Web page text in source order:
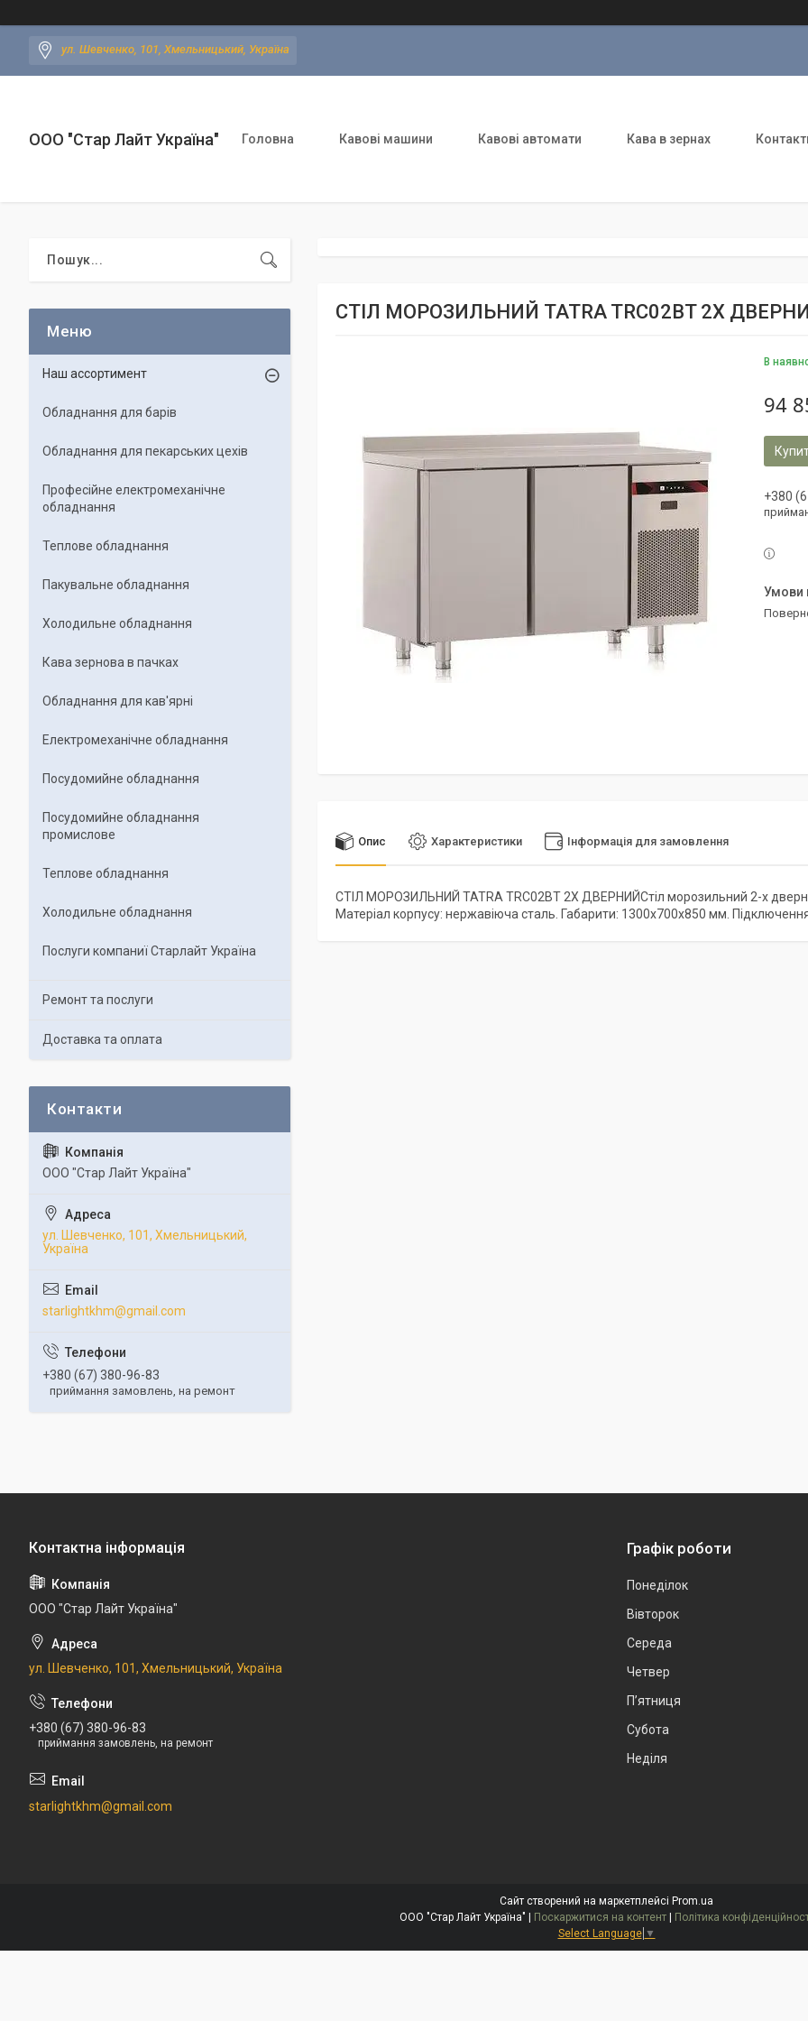
ул. Шевченко, 101, Хмельницький, Україна
ООО "Стар Лайт Україна" Головна Кавові машини Кавові автомати Кава в зернах
СТІЛ МОРОЗИЛЬНИЙ TATRA TRC02BT 2Х
В
94
+380
Опис Характеристики Інформація для замовлення
СТІЛ МОРОЗИЛЬНИЙ TATRA TRC02BT 2Х ДВЕРНИЙСтіл морозильний 2-х
Матеріал корпусу: нержавіюча сталь. Габарити: 1300x700x850 мм.
Наш ассортимент
Обладнання для барів
Обладнання для пекарських цехiв
Професійне електромеханічне
обладнання
Теплове обладнання
Пакувальне обладнання
Холодильне обладнання
Кава зернова в пачках
Обладнання для кав'ярні
Електромеханічне обладнання
Посудомийне обладнання
Посудомийне обладнання
промислове
Теплове обладнання
Холодильне обладнання
Послуги компаниї Старлайт Україна
Ремонт та послуги
Доставка та оплата
ООО "Стар Лайт Україна"
ул. Шевченко, 101, Хмельницький,
Україна
starlightkhm@gmail.com
+380 (67) 380-96-83
приймання замовлень, на ремонт
ООО "Стар Лайт Україна"
ул. Шевченко, 101, Хмельницький, Україна
+380 (67) 380-96-83
приймання замовлень, на ремонт
starlightkhm@gmail.com
Графік роботи
Понеділок
Вівторок
Середа
Четвер
Пʼятниця
Субота
Неділя
Сайт створений на маркетплейсі Prom.ua
ООО "Стар Лайт Україна" | Поскаржитися на контент | Політика
Select Language ▼